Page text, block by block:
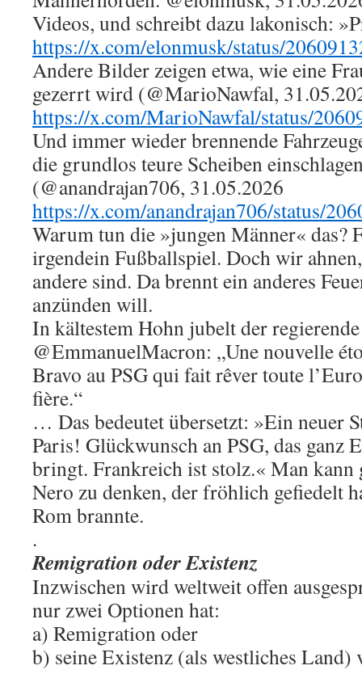
Videos, und schreibt dazu lakonisch:
https://x.com/elonmusk/status/
Andere Bilder zeigen etwa, wie eine
gezerrt wird (@MarioNawfal,
https://x.com/MarioNawfal/status/
Und immer wieder brennende
die grundlos teure Scheiben
(@anandrajan706, 31.05.2026
https://x.com/anandrajan706/status/
Warum tun die »jungen Männer« das?
irgendein Fußballspiel. Doch wir
andere sind. Da brennt ein anderes
anzünden will.
In kältestem Hohn jubelt der
@EmmanuelMacron: „Une nouvelle
Bravo au PSG qui fait rêver toute
fière.“
… Das bedeutet übersetzt: »Ein neuer
Paris! Glückwunsch an PSG, das ganz
bringt. Frankreich ist stolz.« Man kann
Nero zu denken, der fröhlich gefiedelt
Rom brannte.
.
Remigration oder Existenz
Inzwischen wird weltweit offen
nur zwei Optionen hat:
a) Remigration oder
b) seine Existenz (als westliches Land)